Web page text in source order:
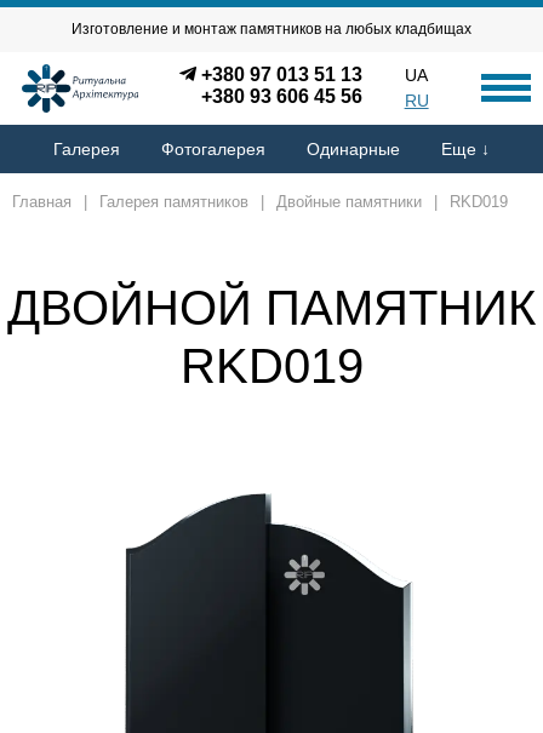
Изготовление и монтаж памятников на любых кладбищах
+380 97 013 51 13
+380 93 606 45 56
UA
RU
Галерея Фотогалерея Одинарные Еще ↓
Главная Галерея памятников Двойные памятники RKD019
ДВОЙНОЙ ПАМЯТНИК
RKD019